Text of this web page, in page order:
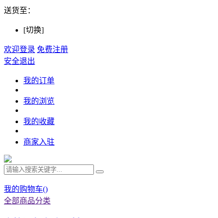
送货至：
[切换]
欢迎登录 免费注册
安全退出
我的订单
我的浏览
我的收藏
商家入驻
我的购物车()
全部商品分类